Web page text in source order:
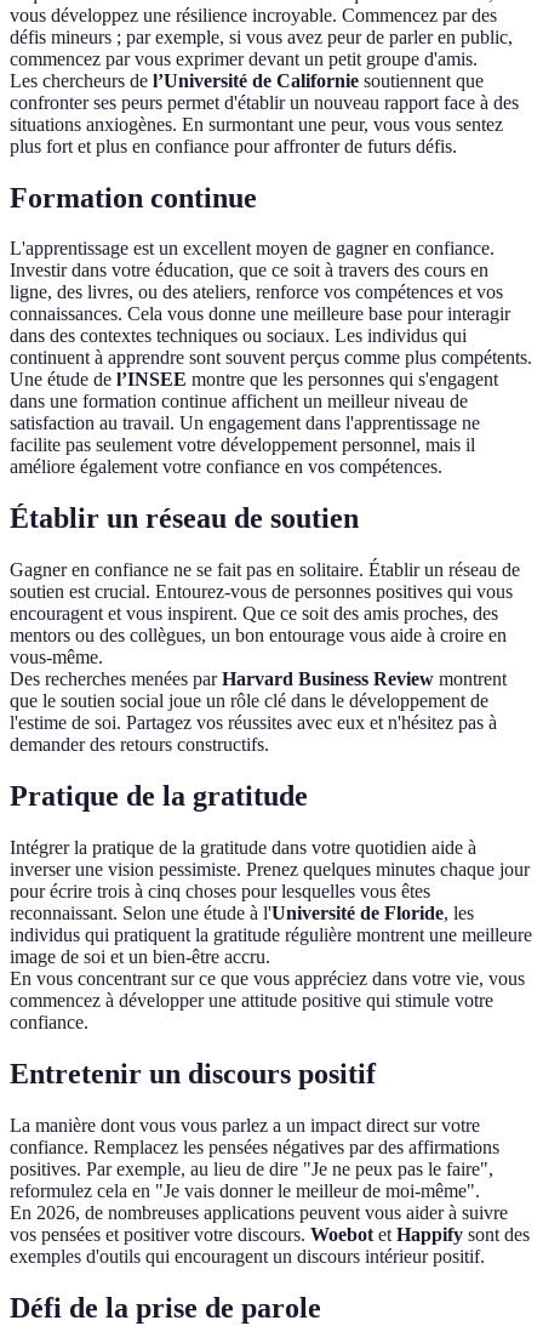
vous développez une résilience incroyable. Commencez par des
défis mineurs ; par exemple, si vous avez peur de parler en public,
commencez par vous exprimer devant un petit groupe d'amis.
Les chercheurs de l’Université de Californie soutiennent que
confronter ses peurs permet d'établir un nouveau rapport face à des
situations anxiogènes. En surmontant une peur, vous vous sentez
plus fort et plus en confiance pour affronter de futurs défis.
Formation continue
L'apprentissage est un excellent moyen de gagner en confiance.
Investir dans votre éducation, que ce soit à travers des cours en
ligne, des livres, ou des ateliers, renforce vos compétences et vos
connaissances. Cela vous donne une meilleure base pour interagir
dans des contextes techniques ou sociaux. Les individus qui
continuent à apprendre sont souvent perçus comme plus compétents.
Une étude de l’INSEE montre que les personnes qui s'engagent
dans une formation continue affichent un meilleur niveau de
satisfaction au travail. Un engagement dans l'apprentissage ne
facilite pas seulement votre développement personnel, mais il
améliore également votre confiance en vos compétences.
Établir un réseau de soutien
Gagner en confiance ne se fait pas en solitaire. Établir un réseau de
soutien est crucial. Entourez-vous de personnes positives qui vous
encouragent et vous inspirent. Que ce soit des amis proches, des
mentors ou des collègues, un bon entourage vous aide à croire en
vous-même.
Des recherches menées parHarvard Business Review montrent
que le soutien social joue un rôle clé dans le développement de
l'estime de soi. Partagez vos réussites avec eux et n'hésitez pas à
demander des retours constructifs.
Pratique de la gratitude
Intégrer la pratique de la gratitude dans votre quotidien aide à
inverser une vision pessimiste. Prenez quelques minutes chaque jour
pour écrire trois à cinq choses pour lesquelles vous êtes
reconnaissant. Selon une étude à l'Université de Floride, les
individus qui pratiquent la gratitude régulière montrent une meilleure
image de soi et un bien-être accru.
En vous concentrant sur ce que vous appréciez dans votre vie, vous
commencez à développer une attitude positive qui stimule votre
confiance.
Entretenir un discours positif
La manière dont vous vous parlez a un impact direct sur votre
confiance. Remplacez les pensées négatives par des affirmations
positives. Par exemple, au lieu de dire "Je ne peux pas le faire",
reformulez cela en "Je vais donner le meilleur de moi-même".
En 2026, de nombreuses applications peuvent vous aider à suivre
vos pensées et positiver votre discours. Woebot et Happify sont des
exemples d'outils qui encouragent un discours intérieur positif.
Défi de la prise de parole